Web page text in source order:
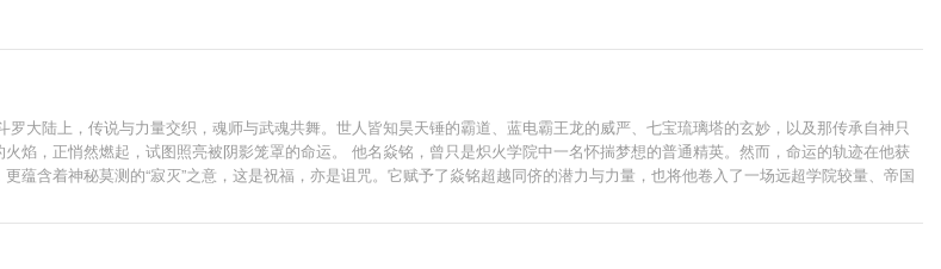
大陆上，传说与力量交织，魂师与武魂共舞。世人皆知昊天锤的霸道、蓝电霸王龙的威严、七宝琉璃塔的玄妙，以及那传承自神只
焰，正悄然燃起，试图照亮被阴影笼罩的命运。 他名焱铭，曾只是炽火学院中一名怀揣梦想的普通精英。然而，命运的轨迹在他获
蕴含着神秘莫测的“寂灭”之意，这是祝福，亦是诅咒。它赋予了焱铭超越同侪的潜力与力量，也将他卷入了一场远超学院较量、帝国
个沉重的身份与责任接踵而至。在全大陆高级魂师学院精英大赛的硝烟散去后，等待他的并非坦途，而是武魂帝国掀起的血雨腥
的呼唤。 这不是一个关于无敌的故事，这是一个关于成长、抉择与坚守的故事。看他如何在诸神布局的棋盘上，闯出属于自己的道
铭文。